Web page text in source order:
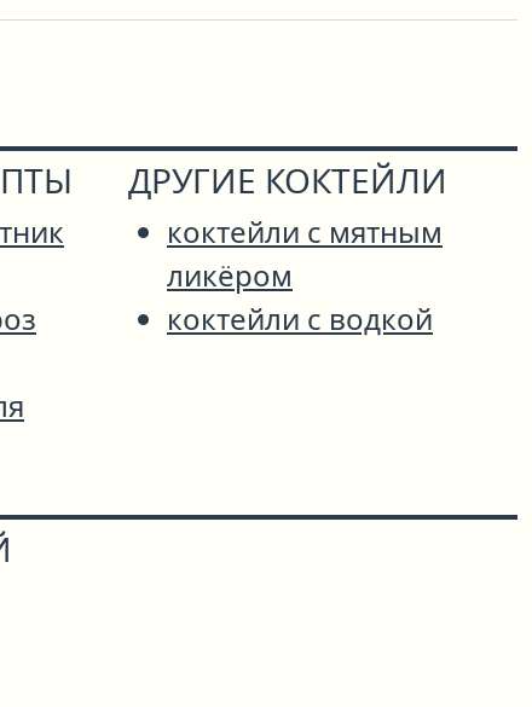
ДРУГИЕ КОКТЕЙЛИ
коктейли с мятным
ликёром
коктейли с водкой